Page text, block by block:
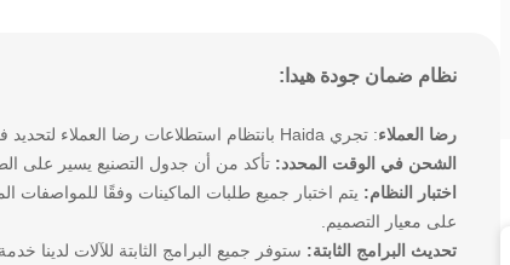
نظام ضمان جودة هيدا:
رضا العملاء: تجري Haida بانتظام استطلاعات رضا العملاء لتحديد فرص التحسين.سيتم إجراء الاستطلاعات بواسطة فريق خدمة العملاء لدينا.
الشحن في الوقت المحدد: تأكد من أن جدول التصنيع يسير على
اختبار النظام: يتم اختبار جميع طلبات الماكينات وفقًا للمواصفات
على معيار التصميم.
تحديث البرامج الثابتة: ستوفر جميع البرامج الثابتة للآلات لدينا